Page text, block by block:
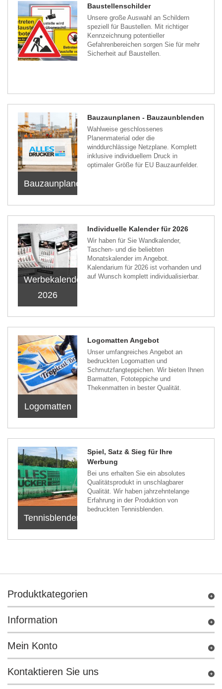
Baustellenschilder
Unsere große Auswahl an Schildern
speziell für Baustellen. Mit richtiger
Kennzeichnung potentieller
Gefahrenbereichen sorgen Sie für mehr
Sicherheit auf Baustellen.
Bauzaunplanen
Bauzaunplanen - Bauzaunblenden
Wahlweise geschlossenes
Planenmaterial oder die
winddurchlässige Netzplane. Komplett
inklusive individuellem Druck in
optimaler Größe für EU Bauzaunfelder.
Werbekalender
2026
Individuelle Kalender für 2026
Wir haben für Sie Wandkalender,
Taschen- und die beliebten
Monatskalender im Angebot.
Kalendarium für 2026 ist vorhanden und
auf Wunsch komplett individualisierbar.
Logomatten
Logomatten Angebot
Unser umfangreiches Angebot an
bedruckten Logomatten und
Schmutzfangteppichen. Wir bieten Ihnen
Barmatten, Fototeppiche und
Thekenmatten in bester Qualität.
Tennisblenden
Spiel, Satz & Sieg für Ihre
Werbung
Bei uns erhalten Sie ein absolutes
Qualitätsprodukt in unschlagbarer
Qualität. Wir haben jahrzehntelange
Erfahrung in der Produktion von
bedruckten Tennisblenden.
Produktkategorien
Information
Mein Konto
Kontaktieren Sie uns